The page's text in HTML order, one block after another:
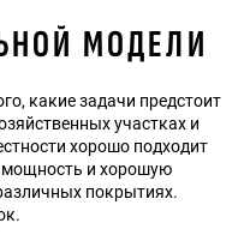
МОДЕЛИ
какие задачи предстоит
участках и
хорошо подходит
мощность и хорошую
покрытиях.